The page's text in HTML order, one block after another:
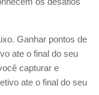
Ganhar pontos de
ate o final do seu
capturar e
ate o final do seu